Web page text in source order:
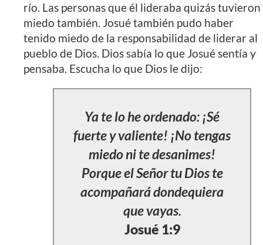
río. Las personas que él lideraba quizás tuvieron
miedo también. Josué también pudo haber
tenido miedo de la responsabilidad de liderar al
pueblo de Dios. Dios sabía lo que Josué sentía y
pensaba. Escucha lo que Dios le dijo:
Ya te lo he ordenado: ¡Sé
fuerte y valiente! ¡No tengas
miedo ni te desanimes!
Porque el Señor tu Dios te
acompañará dondequiera
que vayas.
Josué 1:9